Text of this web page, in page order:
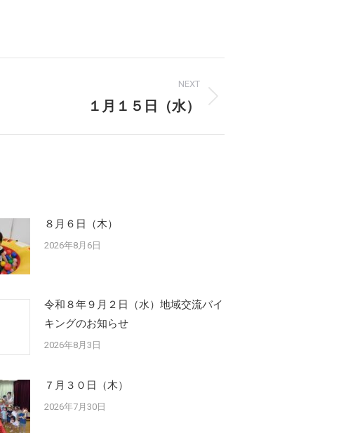
NEXT
１月１５日（水）
８月６日（木）
2026年8月6日
令和８年９月２日（水）地域交流バイ
キングのお知らせ
2026年8月3日
７月３０日（木）
2026年7月30日